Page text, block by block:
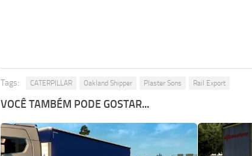
Tags: CATERPILLAR Oakland Shipper Plaster Sons Rail Export
VOCÊ TAMBÉM PODE GOSTAR...